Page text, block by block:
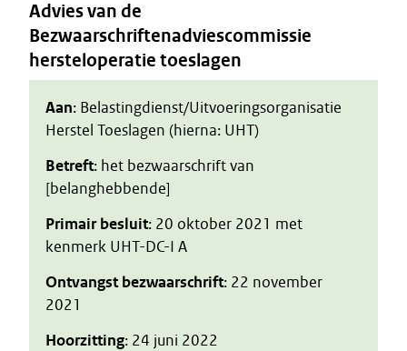
Advies van de
Bezwaarschriftenadviescommissie
hersteloperatie toeslagen
Aan: Belastingdienst/Uitvoeringsorganisatie
Herstel Toeslagen (hierna: UHT)
Betreft: het bezwaarschrift van
[belanghebbende]
Primair besluit: 20 oktober 2021 met
kenmerk UHT-DC-I A
Ontvangst bezwaarschrift: 22 november
2021
Hoorzitting: 24 juni 2022